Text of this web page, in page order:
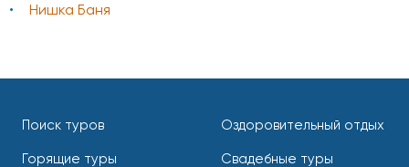
Нишка Баня
Поиск туров
Горящие туры
Оздоровительный отдых
Свадебные туры